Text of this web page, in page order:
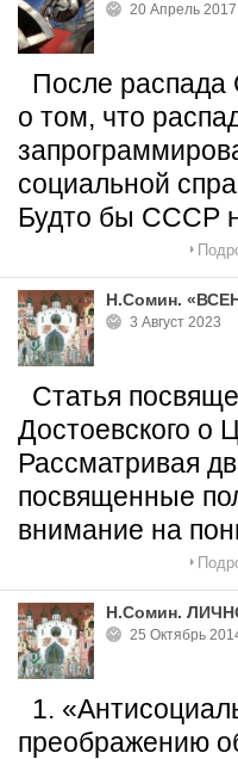
20 Апрель 2017
После распада
о том, что
социальной
Будто бы СССР
Н.Сомин.
3 Август 2023
Статья
Достоевского о
Рассматривая
посвященные
внимание на
Н.Сомин.
25 Октябрь
1.
преображению